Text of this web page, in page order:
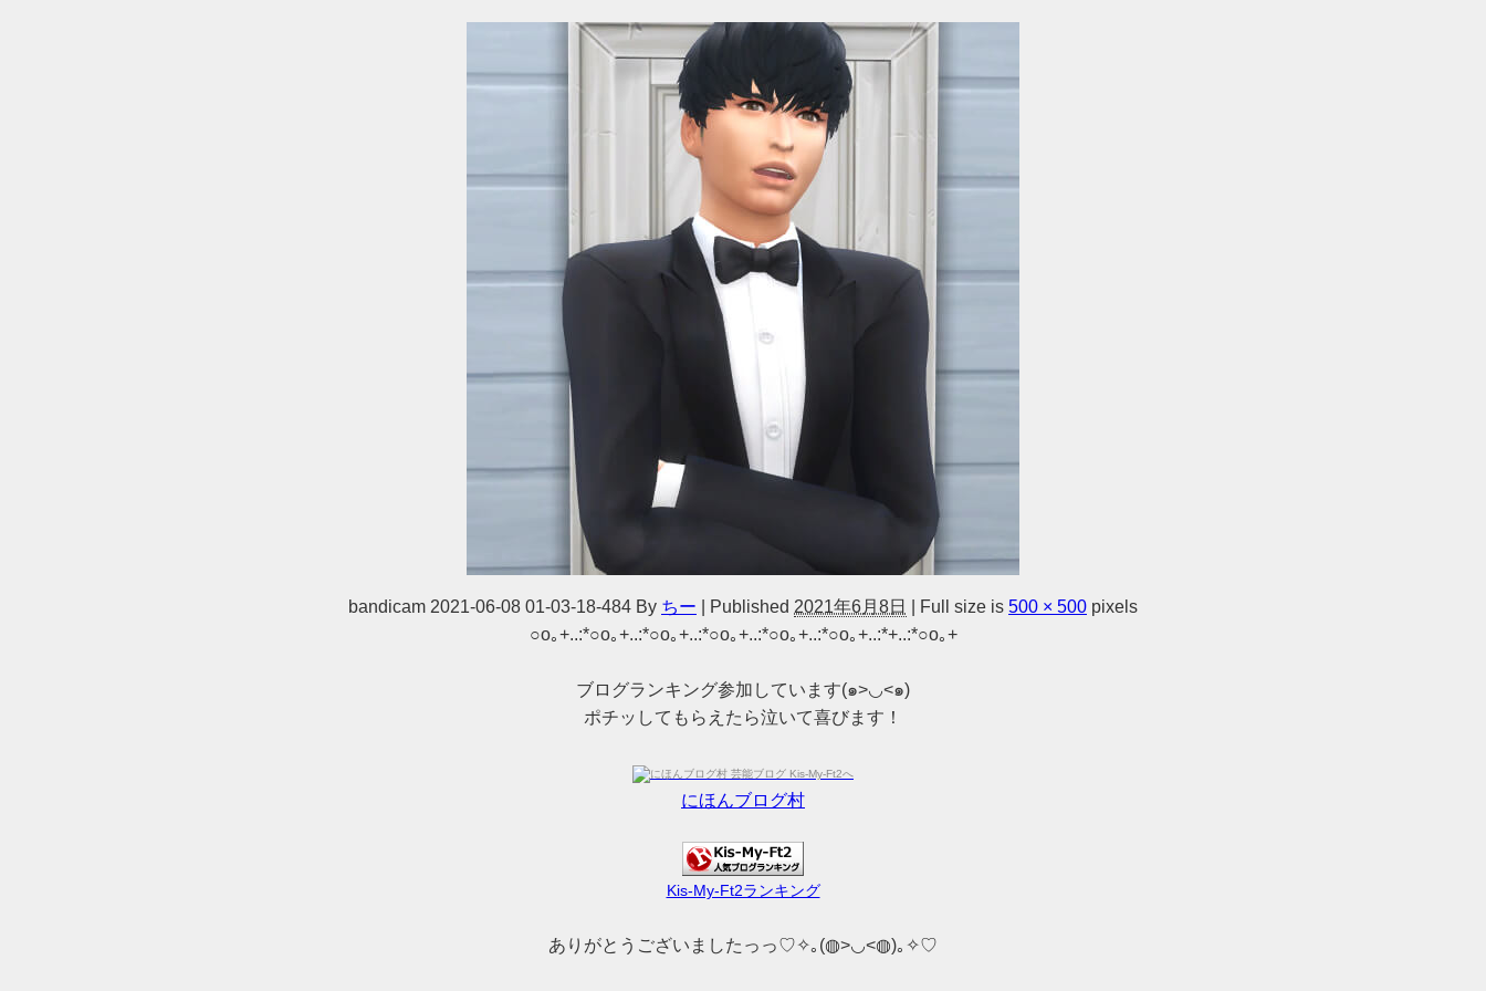
bandicam 2021-06-08 01-03-18-484 By ちー Published 2021年6月8日 Full size is 500 × 500 pixels
○o｡+..:*○o｡+..:*○o｡+..:*○o｡+..:*○o｡+..:*○o｡+..:*+..:*○o｡+
ブログランキング参加しています(๑>◡<๑)
ポチッしてもらえたら泣いて喜びます！
にほんブログ村
Kis-My-Ft2ランキング
ありがとうございましたっっ♡✧｡(◍>◡<◍)｡✧♡